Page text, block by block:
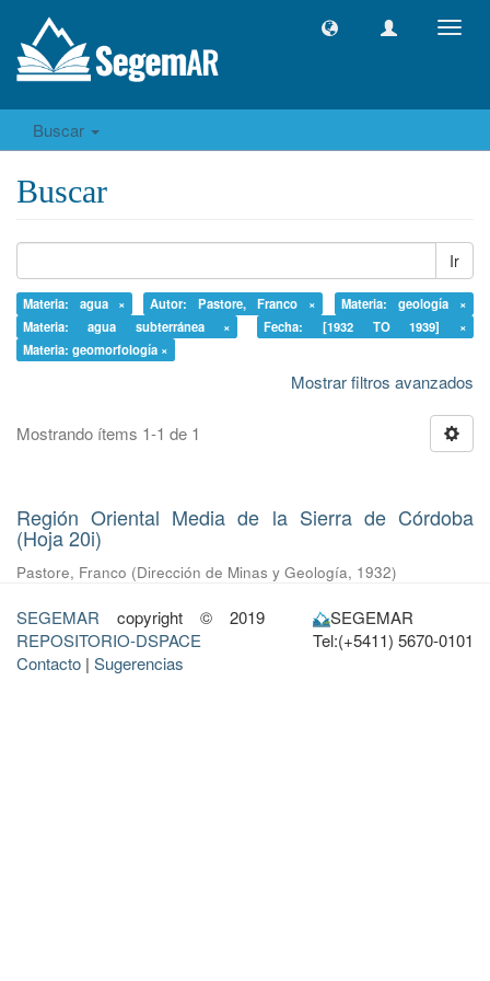
Buscar
Buscar
Ir
Materia: agua × Autor: Pastore, Franco ×
Materia: geología ×
Materia: agua subterránea ×
Fecha: [1932 TO 1939] ×
Materia: geomorfología ×
Mostrar filtros avanzados
Mostrando ítems 1-1 de 1
Región Oriental Media de la Sierra de Córdoba
(Hoja 20i)
Pastore, Franco (Dirección de Minas y Geología, 1932)
SEGEMAR copyright © 2019
REPOSITORIO-DSPACE
Contacto | Sugerencias
SEGEMAR
Tel:(+5411) 5670-0101